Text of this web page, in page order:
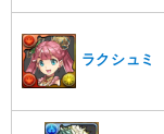
ラクシュミ